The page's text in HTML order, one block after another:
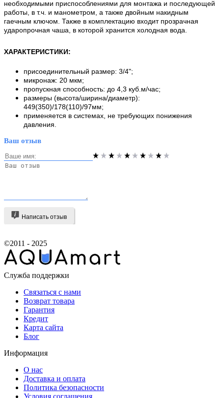
необходимыми приспособлениями для монтажа и последующей
работы, в т.ч. и манометром, а также двойным накидным
гаечным ключом. Также в комплектацию входит прозрачная
ударопрочная чаша, в которой хранится холодная вода.
ХАРАКТЕРИСТИКИ:
присоединительный размер: 3/4";
микронаж: 20 мкм;
пропускная способность: до 4,3 куб.м/час;
размеры (высота/ширина/диаметр):
449(350)/178(110)/97мм;
применяется в системах, не требующих понижения
давления.
Ваш отзыв
Написать отзыв
©2011 - 2025
Служба поддержки
Связаться с нами
Возврат товара
Гарантия
Кредит
Карта сайта
Блог
Информация
О нас
Доставка и оплата
Политика безопасности
Условия соглашения